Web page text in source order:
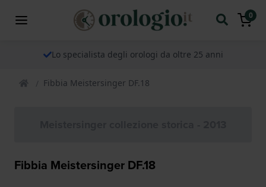
0
Lo specialista degli orologi da oltre 25 anni
Fibbia Meistersinger DF.18
Fibbia Meistersinger DF.18